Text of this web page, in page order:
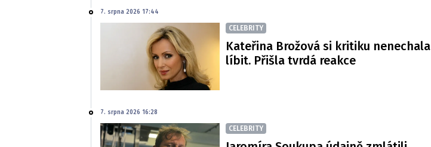
7. srpna 2026 17:44
CELEBRITY
Kateřina Brožová si kritiku nenechala
líbit. Přišla tvrdá reakce
7. srpna 2026 16:28
CELEBRITY